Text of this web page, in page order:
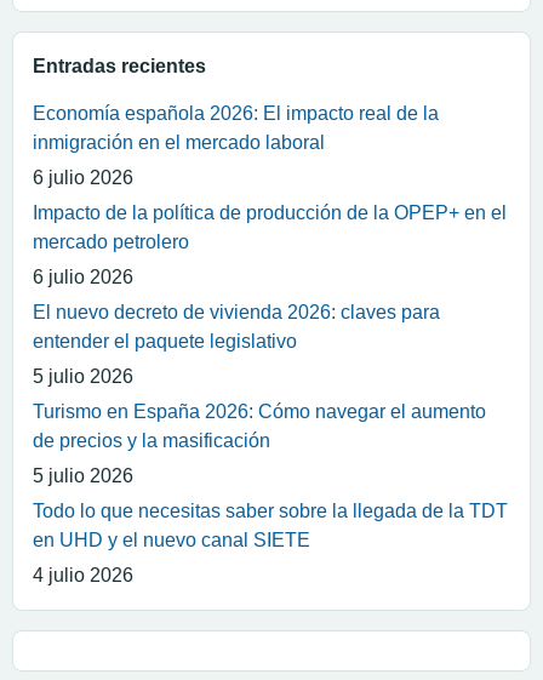
Entradas recientes
Economía española 2026: El impacto real de la
inmigración en el mercado laboral
6 julio 2026
Impacto de la política de producción de la OPEP+ en el
mercado petrolero
6 julio 2026
El nuevo decreto de vivienda 2026: claves para
entender el paquete legislativo
5 julio 2026
Turismo en España 2026: Cómo navegar el aumento
de precios y la masificación
5 julio 2026
Todo lo que necesitas saber sobre la llegada de la TDT
en UHD y el nuevo canal SIETE
4 julio 2026